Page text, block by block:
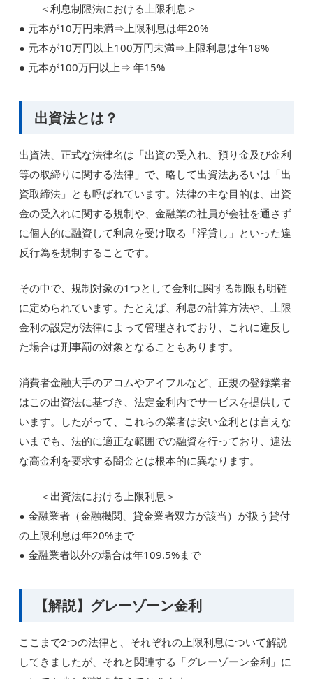
＜利息制限法における上限利息＞
● 元本が10万円未満⇒上限利息は年20%
● 元本が10万円以上100万円未満⇒上限利息は年18%
● 元本が100万円以上⇒ 年15%
出資法とは？
出資法、正式な法律名は「出資の受入れ、預り金及び金利
等の取締りに関する法律」で、略して出資法あるいは「出
資取締法」とも呼ばれています。法律の主な目的は、出資
金の受入れに関する規制や、金融業の社員が会社を通さず
に個人的に融資して利息を受け取る「浮貸し」といった違
反行為を規制することです。
その中で、規制対象の1つとして金利に関する制限も明確
に定められています。たとえば、利息の計算方法や、上限
金利の設定が法律によって管理されており、これに違反し
た場合は刑事罰の対象となることもあります。
消費者金融大手のアコムやアイフルなど、正規の登録業者
はこの出資法に基づき、法定金利内でサービスを提供して
います。したがって、これらの業者は安い金利とは言えな
いまでも、法的に適正な範囲での融資を行っており、違法
な高金利を要求する闇金とは根本的に異なります。
＜出資法における上限利息＞
● 金融業者（金融機関、貸金業者双方が該当）が扱う貸付
の上限利息は年20%まで
● 金融業者以外の場合は年109.5%まで
【解説】グレーゾーン金利
ここまで2つの法律と、それぞれの上限利息について解説
してきましたが、それと関連する「グレーゾーン金利」に